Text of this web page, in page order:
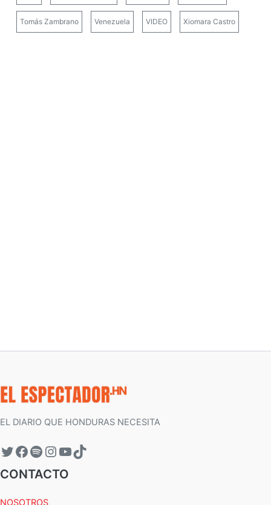
Tomás Zambrano Venezuela VIDEO Xiomara Castro
EL DIARIO QUE HONDURAS NECESITA
CONTACTO
NOSOTROS